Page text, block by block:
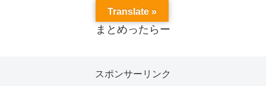
まとめったらー
スポンサーリンク
Translate »